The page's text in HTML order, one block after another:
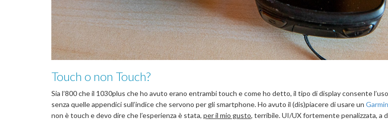
Touch o non Touch?
Sia l’800 che il 1030plus che ho avuto erano entrambi touch e come ho detto, il tipo di display consente
senza quelle appendici sull’indice che servono per gli smartphone. Ho avuto il (dis)piacere di usare un
non è touch e devo dire che l’esperienza è stata, per il mio gusto, terribile. UI/UX fortemente penalizzata, a